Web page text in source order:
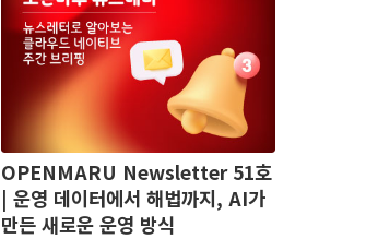
OPENMARU Newsletter 51호
| 운영 데이터에서 해법까지, AI가
만든 새로운 운영 방식